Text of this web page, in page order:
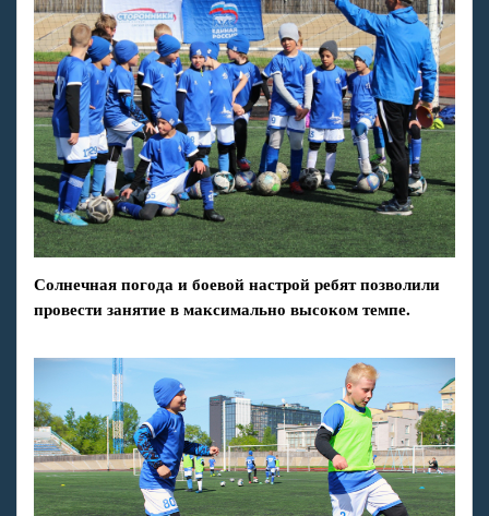
Солнечная погода и боевой настрой ребят позволили
провести занятие в максимально высоком темпе.